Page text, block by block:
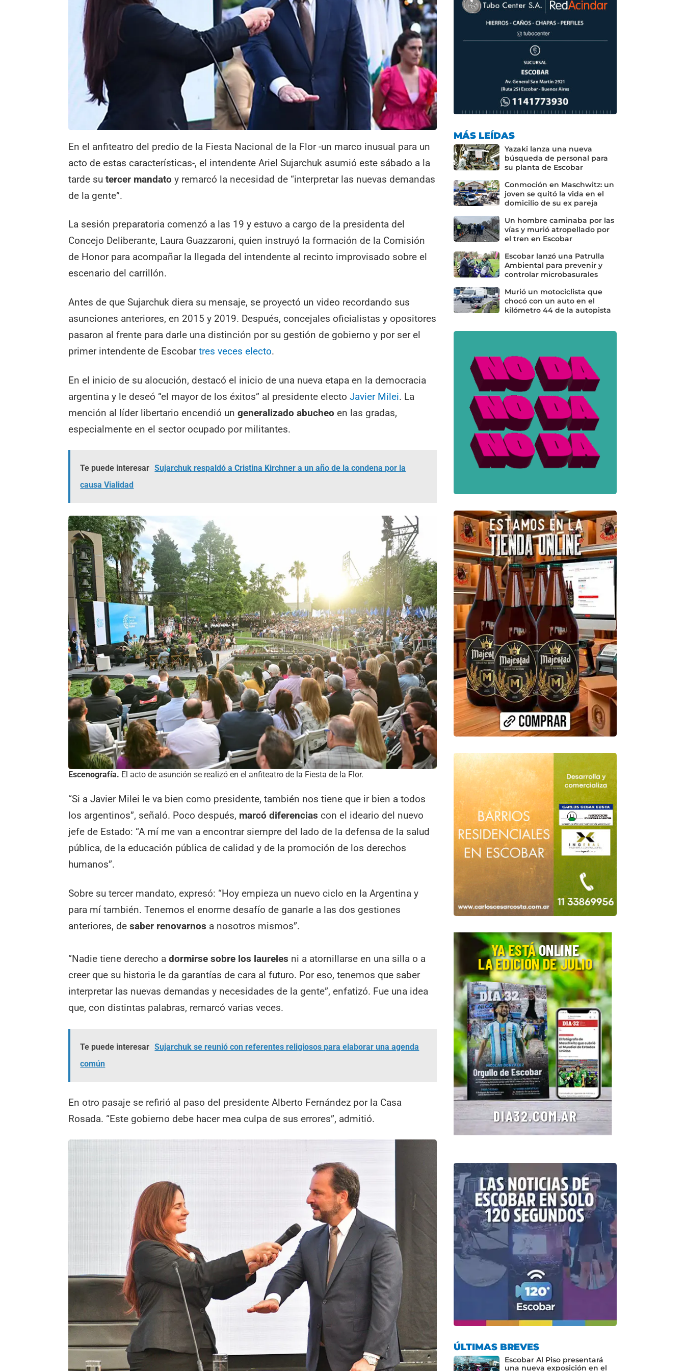
En el anfiteatro del predio de la Fiesta Nacional de la Flor -un marco inusual para un
acto de estas características-, el intendente Ariel Sujarchuk asumió este sábado a la
tarde sutercer mandato y remarcó la necesidad de “interpretar las nuevas demandas
de la gente”.
La sesión preparatoria comenzó a las 19 y estuvo a cargo de la presidenta del
Concejo Deliberante, Laura Guazzaroni, quien instruyó la formación de la Comisión
de Honor para acompañar la llegada del intendente al recinto improvisado sobre el
escenario del carrillón.
Antes de que Sujarchuk diera su mensaje, se proyectó un video recordando sus
asunciones anteriores, en 2015 y 2019. Después, concejales oficialistas y opositores
pasaron al frente para darle una distinción por su gestión de gobierno y por ser el
primer intendente de Escobartres veces electo.
En el inicio de su alocución, destacó el inicio de una nueva etapa en la democracia
argentina y le deseó “el mayor de los éxitos” al presidente electoJavier Milei. La
mención al líder libertario encendió ungeneralizado abucheo en las gradas,
especialmente en el sector ocupado por militantes.
Te puede interesar Sujarchuk respaldó a Cristina Kirchner a un año de la condena por la
causa Vialidad
Escenografía. El acto de asunción se realizó en el anfiteatro de la Fiesta de la Flor.
“Si a Javier Milei le va bien como presidente, también nos tiene que ir bien a todos
los argentinos”, señaló. Poco después, marcó diferencias con el ideario del nuevo
jefe de Estado: “A mí me van a encontrar siempre del lado de la defensa de la salud
pública, de la educación pública de calidad y de la promoción de los derechos
humanos”.
Sobre su tercer mandato, expresó: “Hoy empieza un nuevo ciclo en la Argentina y
para mí también. Tenemos el enorme desafío de ganarle a las dos gestiones
anteriores, desaber renovarnos a nosotros mismos”.
“Nadie tiene derecho a dormirse sobre los laureles ni a atornillarse en una silla o a
creer que su historia le da garantías de cara al futuro. Por eso, tenemos que saber
interpretar las nuevas demandas y necesidades de la gente”, enfatizó. Fue una idea
que, con distintas palabras, remarcó varias veces.
Te puede interesar Sujarchuk se reunió con referentes religiosos para elaborar una agenda
común
En otro pasaje se refirió al paso del presidente Alberto Fernández por la Casa
Rosada. “Este gobierno debe hacer mea culpa de sus errores”, admitió.
MÁS LEÍDAS
Yazaki lanza una nueva
búsqueda de personal para
su planta de Escobar
Conmoción en Maschwitz: un
joven se quitó la vida en el
domicilio de su ex pareja
Un hombre caminaba por las
vías y murió atropellado por
el tren en Escobar
Escobar lanzó una Patrulla
Ambiental para prevenir y
controlar microbasurales
Murió un motociclista que
chocó con un auto en el
kilómetro 44 de la autopista
ÚLTIMAS BREVES
Escobar Al Piso presentará
una nueva exposición en el